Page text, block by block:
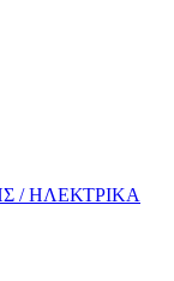
/ ΗΛΕΚΤΡΙΚΑ